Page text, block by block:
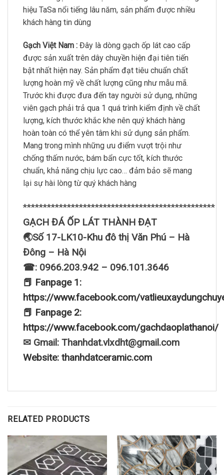
hiệu TaSa nổi tiếng lâu năm, sản phẩm được nhiều
khách hàng tin dùng
Gạch Việt Nam : Đây là dòng gạch ốp lát cao cấp
được sản xuất trên dây chuyền hiện đại tiên tiến
bật nhất hiện nay. Sản phẩm đạt tiêu chuẩn chất
lượng hoàn mỹ về chất lượng cũng như mẫu mã.
Trước khi được đưa đến tay người sử dụng, những
viên gạch phải trả qua 1 quá trình kiểm định về chất
lượng, kích thước khắc khe nên quý khách hàng
hoàn toàn có thể yên tâm khi sử dụng sản phẩm.
Mang trong mình những ưu điểm vượt trội như
chống thấm nước, bám bẩn cực tốt, kích thước
chuẩn, khả năng chịu lực cao… đảm bảo sẽ mang
lại sự hài lòng từ quý khách hàng
************************************************
GẠCH ĐÁ ỐP LÁT THÀNH ĐẠT
🌏Số 17-LK10-Khu đô thị Văn Phú – Hà
Đông – Hà Nội
☎: 0966.203.942 – 096.101.3646
📕 Fanpage 1:
https://www.facebook.com/
📕 Fanpage 2:
https://www.facebook.com/gachdaoplathanoi/
✉ Gmail: Thanhdat.vlxdht@gmail.com
Website: thanhdatceramic.com
RELATED PRODUCTS